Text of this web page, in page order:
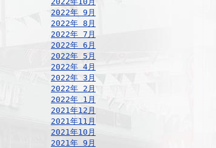
2022年 9月
2022年 8月
2022年 7月
2022年 6月
2022年 5月
2022年 4月
2022年 3月
2022年 2月
2022年 1月
2021年12月
2021年11月
2021年10月
2021年 9月